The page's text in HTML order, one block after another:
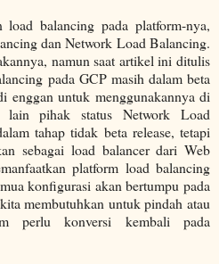
balancing pada platform-nya,
dan Network Load Balancing.
namun saat artikel ini ditulis
pada GCP masih dalam beta
enggan untuk menggunakannya di
lain pihak status Network Load
tahap tidak beta release, tetapi
sebagai load balancer dari Web
platform load balancing
konfigurasi akan bertumpu pada
membutuhkan untuk pindah atau
perlu konversi kembali pada